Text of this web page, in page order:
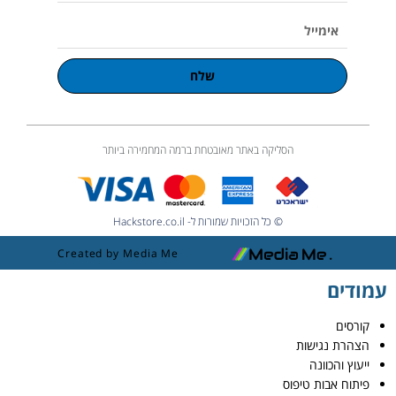
שלח
הסליקה באתר מאובטחת ברמה המחמירה ביותר
© כל הזכויות שמורות ל- Hackstore.co.il
Created by Media Me
עמודים
קורסים
הצהרת נגישות
ייעוץ והכוונה
פיתוח אבות טיפוס